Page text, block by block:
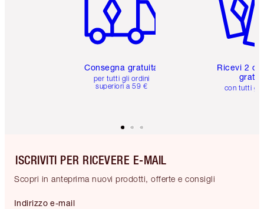
Consegna gratuita
per tutti gli ordini
superiori a 59 €
Ricevi 2
con tutti gli
ISCRIVITI PER RICEVERE E-MAIL
Scopri in anteprima nuovi prodotti, offerte e consigli
Indirizzo e-mail